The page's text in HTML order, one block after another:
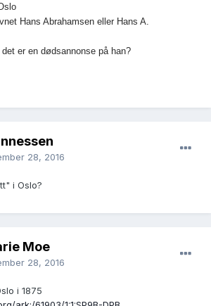
Hans Abrahamsen eller Hans A.
er en dødsannonse på han?
28, 2016
i Oslo?
Moe
28, 2016
i 1875